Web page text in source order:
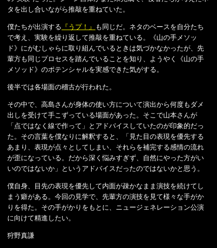
タを出し合いながら推敲を重ねていた。
僕たちが出演する 『うプ！』
も同じだ。ネタのベースを自分たち
で考え、実験を繰り返して推敲を重ねている。《山の手メソッ
ド》にがむしゃらに取り組んでいるときは気づかなかったが、先
輩方も同じプロセスを踏んでいることを知り、ようやく《山の手
メソッド》のポテンシャルを実感できた気がする。
後半では各場面の稽古が行われた。
その中で、高島さんが身体の使い方について演出から何度もダメ
出しを受けて手こずっている場面があった。そこで山本さんが
「点ではなく線で作って」とアドバイスしていたのが印象的だっ
た。その言葉を僕なりに解釈すると、「見た目の表現を優先する
あまり、表現が点々としてしまい、それらを補完する感情の流れ
が歪になっている。だから深く悩みすぎず、自然にやった方がい
いのではないか」というアドバイスだったのではないかと思う。
僕自身、目先の表現を優先して内面が疎かなまま演技を続けてし
まう癖がある。今回の見学で、先輩方の演技を見て様々な手がか
りを得た。その手がかりをもとに、ニュージェネレーション公演
に向けて精進したい。
狩野真謙